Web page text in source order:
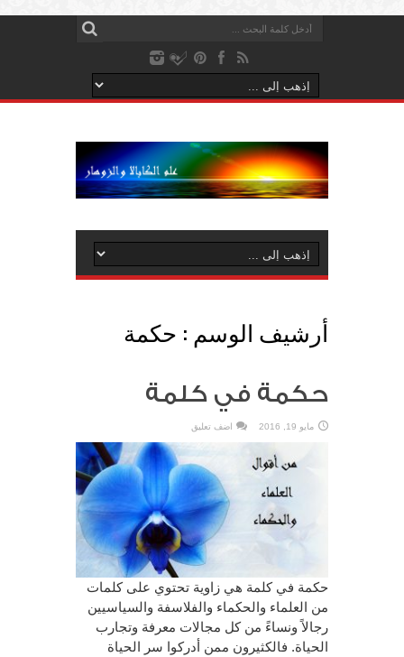
أرشيف الوسم : حكمة
حكمة في كلمة
مايو 19, 2016 اضف تعليق
حكمة في كلمة هي زاوية تحتوي على كلمات
من العلماء والحكماء والفلاسفة والسياسيين
رجالاً ونساءً من كل مجالات معرفة وتجارب
الحياة. فالكثيرون ممن أدركوا سر الحياة